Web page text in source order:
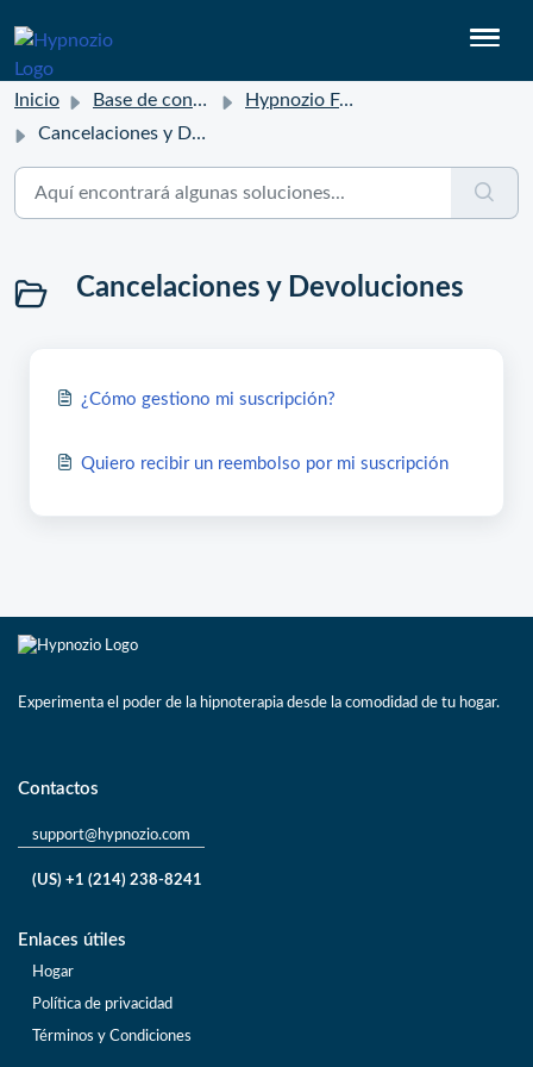
Inicio Base de conocimientos
Hypnozio FAQ
Cancelaciones y Devoluciones
Cancelaciones y Devoluciones
¿Cómo gestiono mi suscripción?
Quiero recibir un reembolso por mi suscripción
Experimenta el poder de la hipnoterapia desde la comodidad de tu hogar.
Contactos
support@hypnozio.com
(US) +1 (214) 238-8241
Enlaces útiles
Hogar
Política de privacidad
Términos y Condiciones